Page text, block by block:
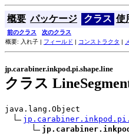
概要 パッケージ クラス 使
前のクラス 次のクラス
概要: 入れ子 | フィールド | コンストラクタ |
jp.carabiner.inkpod.pi.shape.line
クラス
java.lang.Object